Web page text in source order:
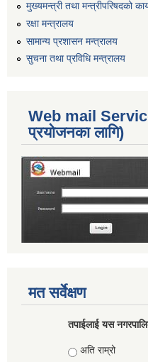
मुख्यमन्त्री तथा मन्त्रीपरिषदको
रक्षा मन्त्रालय
सामान्य प्रशासन मन्त्रालय
सुचना तथा प्रविधि मन्त्रालय
Web mail
प्रयोजनका लागि)
मत सर्वेक्षण
तपाईलाई यस
Choices
अति राम्रो